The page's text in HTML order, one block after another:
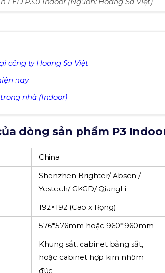
công ty Hoàng Sa Việt
nay
trong nhà (Indoor)
dòng sản phẩm P3 Indoor
China